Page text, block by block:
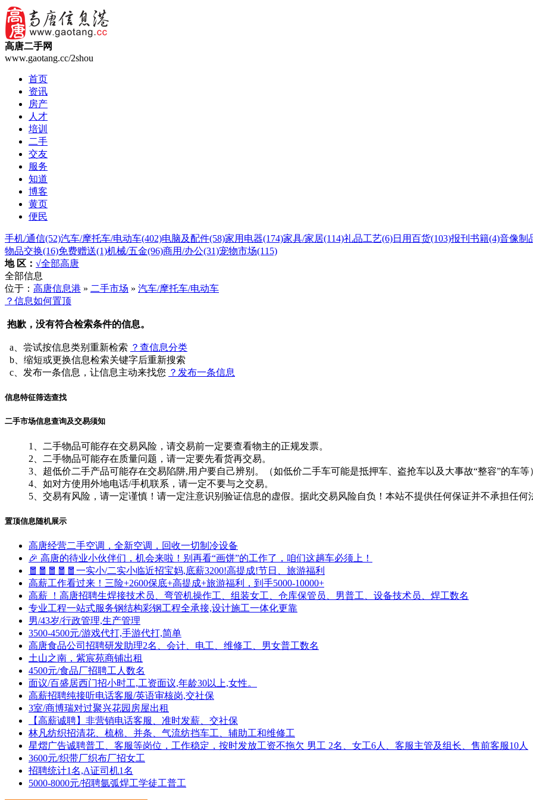
高唐二手网
www.gaotang.cc/2shou
首页
资讯
房产
人才
培训
二手
交友
服务
知道
博客
黄页
便民
手机/通信(52)汽车/摩托车/电动车(402)电脑及配件(58)家用电器(174)家具/家居(114)礼品工艺(6)日用百货(103)报刊书籍(4)音像制
物品交换(16)免费赠送(1)机械/五金(96)商用/办公(31)宠物市场(115)
地 区： √全部高唐
全部信息
位于： 高唐信息港 » 二手市场 » 汽车/摩托车/电动车
？信息如何置顶
抱歉，没有符合检索条件的信息。
a、尝试按信息类别重新检索 ？查信息分类
b、缩短或更换信息检索关键字后重新搜索
c、发布一条信息，让信息主动来找您 ？发布一条信息
信息特征筛选查找
二手市场信息查询及交易须知
1、二手物品可能存在交易风险，请交易前一定要查看物主的正规发票。
2、二手物品可能存在质量问题，请一定要先看货再交易。
3、超低价二手产品可能存在交易陷阱,用户要自己辨别。（如低价二手车可能是抵押车、盗抢车以及大事故“整容”的车等
4、如对方使用外地电话/手机联系，请一定不要与之交易。
5、交易有风险，请一定谨慎！请一定注意识别验证信息的虚假。据此交易风险自负！本站不提供任何保证并不承担任何
置顶信息随机展示
高唐经营二手空调，全新空调，回收一切制冷设备
🎉 高唐的待业小伙伴们，机会来啦！别再看“画饼”的工作了，咱们这趟车必须上！
🧧🧧🧧🧧🧧一实小/二实小临近招宝妈,底薪3200!高提成!节日、旅游福利
高薪工作看过来！三险+2600保底+高提成+旅游福利，到手5000-10000+
高薪 ！高唐招聘生焊接技术员、弯管机操作工、组装女工、仓库保管员、男普工、设备技术员、焊工数名
专业工程一站式服务钢结构彩钢工程全承接,设计施工一体化更靠
男/43岁/行政管理,生产管理
3500-4500元/游戏代打,手游代打,简单
高唐食品公司招聘研发助理2名、会计、电工、维修工、男女普工数名
土山之南，紫宸苑商铺出租
4500元/食品厂招聘工人数名
面议/百盛居西门招小时工,工资面议,年龄30以上,女性。
高薪招聘纯接听电话客服/英语审核岗,交社保
3室/商博瑞对过聚兴花园房屋出租
【高薪诚聘】非营销电话客服、准时发薪、交社保
林凡纺织招清花、梳棉、并条、气流纺挡车工、辅助工和维修工
星熠广告诚聘普工、客服等岗位，工作稳定，按时发放工资不拖欠 男工 2名、女工6人、客服主管及组长、售前客服10人
3600元/织带厂织布厂招女工
招聘统计1名,A证司机1名
5000-8000元/招聘氩弧焊工学徒工普工